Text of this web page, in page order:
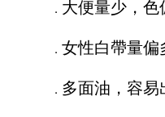
． 大便量少，色
． 女性白帶量偏
． 多面油，容易